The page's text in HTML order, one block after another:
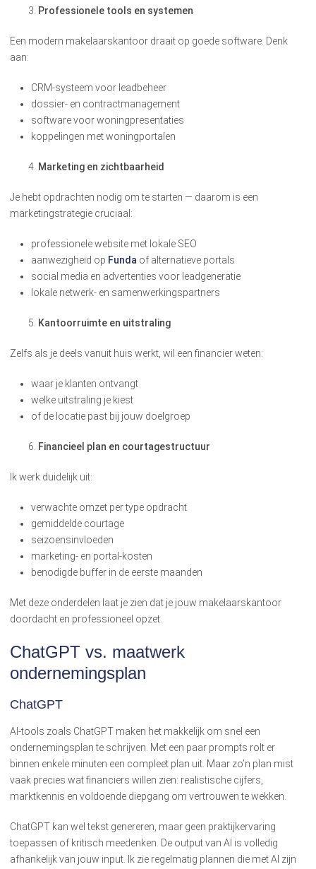
Professionele tools en systemen
Een modern makelaarskantoor draait op goede software. Denk
aan:
CRM-systeem voor leadbeheer
dossier- en contractmanagement
software voor woningpresentaties
koppelingen met woningportalen
Marketing en zichtbaarheid
Je hebt opdrachten nodig om te starten — daarom is een
marketingstrategie cruciaal:
professionele website met lokale SEO
aanwezigheid op Funda of alternatieve portals
social media en advertenties voor leadgeneratie
lokale netwerk- en samenwerkingspartners
Kantoorruimte en uitstraling
Zelfs als je deels vanuit huis werkt, wil een financier weten:
waar je klanten ontvangt
welke uitstraling je kiest
of de locatie past bij jouw doelgroep
Financieel plan en courtagestructuur
Ik werk duidelijk uit:
verwachte omzet per type opdracht
gemiddelde courtage
seizoensinvloeden
marketing- en portal-kosten
benodigde buffer in de eerste maanden
Met deze onderdelen laat je zien dat je jouw makelaarskantoor
doordacht en professioneel opzet.
ChatGPT vs. maatwerk
ondernemingsplan
ChatGPT
AI-tools zoals ChatGPT maken het makkelijk om snel een
ondernemingsplan te schrijven. Met een paar prompts rolt er
binnen enkele minuten een compleet plan uit. Maar zo’n plan mist
vaak precies wat financiers willen zien: realistische cijfers,
marktkennis en voldoende diepgang om vertrouwen te wekken.
ChatGPT kan wel tekst genereren, maar geen praktijkervaring
toepassen of kritisch meedenken. De output van AI is volledig
afhankelijk van jouw input. Ik zie regelmatig plannen die met AI zijn